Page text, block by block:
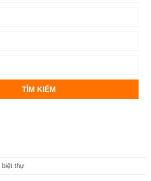
biệt thự